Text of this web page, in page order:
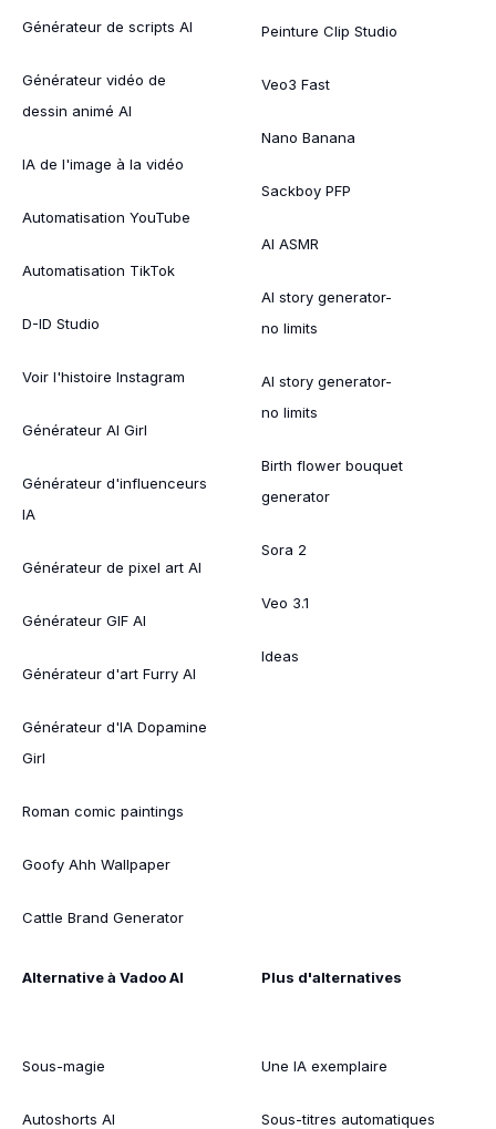
Générateur de scripts AI
Générateur vidéo de
dessin animé AI
IA de l'image à la vidéo
Automatisation YouTube
Automatisation TikTok
D-ID Studio
Voir l'histoire Instagram
Générateur AI Girl
Générateur d'influenceurs
IA
Générateur de pixel art AI
Générateur GIF AI
Générateur d'art Furry AI
Générateur d'IA Dopamine
Girl
Roman comic paintings
Goofy Ahh Wallpaper
Cattle Brand Generator
Peinture Clip Studio
Veo3 Fast
Nano Banana
Sackboy PFP
AI ASMR
AI story generator-
no limits
AI story generator-
no limits
Birth flower bouquet
generator
Sora 2
Veo 3.1
Ideas
Alternative à Vadoo AI
Sous-magie
Autoshorts AI
Plus d'alternatives
Une IA exemplaire
Sous-titres automatiques